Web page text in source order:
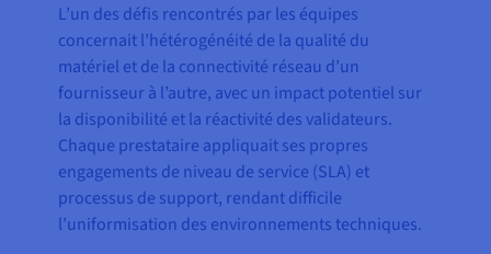
L’un des défis rencontrés par les équipes
concernait l’hétérogénéité de la qualité du
matériel et de la connectivité réseau d’un
fournisseur à l’autre, avec un impact potentiel sur
la disponibilité et la réactivité des validateurs.
Chaque prestataire appliquait ses propres
engagements de niveau de service (SLA) et
processus de support, rendant difficile
l’uniformisation des environnements techniques.